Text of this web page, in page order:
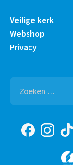
Veilige kerk
Webshop
Privacy